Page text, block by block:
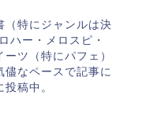
（特にジャンルは決
ハー・メロスピ・
ツ（特にパフェ）
儘なペースで記事に
稿中。